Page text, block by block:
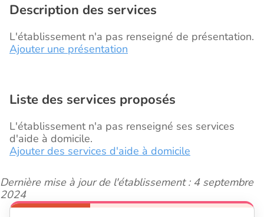
Description des services
L'établissement n'a pas renseigné de présentation.
Ajouter une présentation
Liste des services proposés
L'établissement n'a pas renseigné ses services
d'aide à domicile.
Ajouter des services d'aide à domicile
Dernière mise à jour de l'établissement : 4 septembre
2024